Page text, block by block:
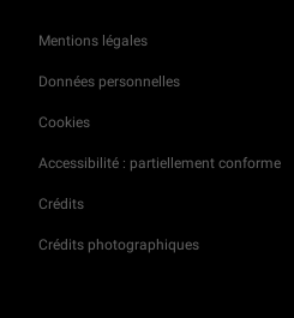
Mentions légales
Données personnelles
Cookies
Accessibilité : partiellement conforme
Crédits
Crédits photographiques